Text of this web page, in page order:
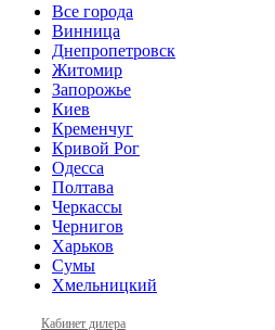
Все города
Винница
Днепропетровск
Житомир
Запорожье
Киев
Кременчуг
Кривой Рог
Одесса
Полтава
Черкассы
Чернигов
Харьков
Сумы
Хмельницкий
Кабинет дилера